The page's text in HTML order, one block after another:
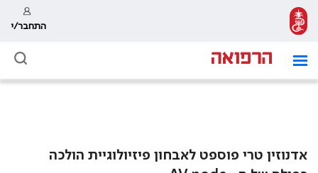
התחבר/י
אדנוזין טרי פוספט לאבחון פיזיולוגיית הולכה